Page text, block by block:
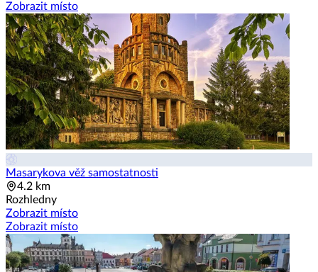
Zobrazit místo
Masarykova věž samostatnosti
4.2 km
Rozhledny
Zobrazit místo
Zobrazit místo